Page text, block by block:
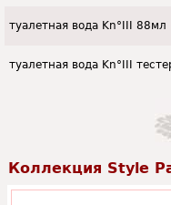
туалетная вода Kn°III 88мл
туалетная вода Kn°III
Коллекция Style